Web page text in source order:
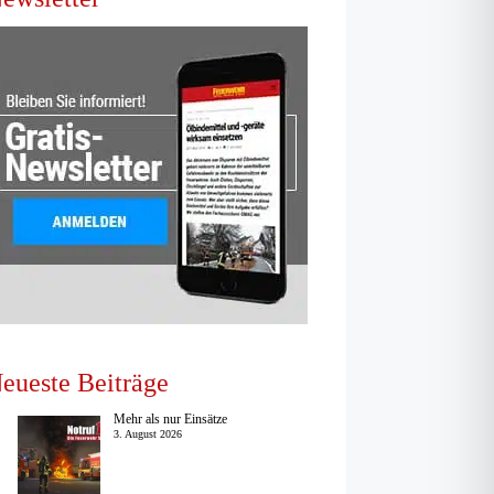
Beiträge
Mehr als nur Einsätze
3. August 2026